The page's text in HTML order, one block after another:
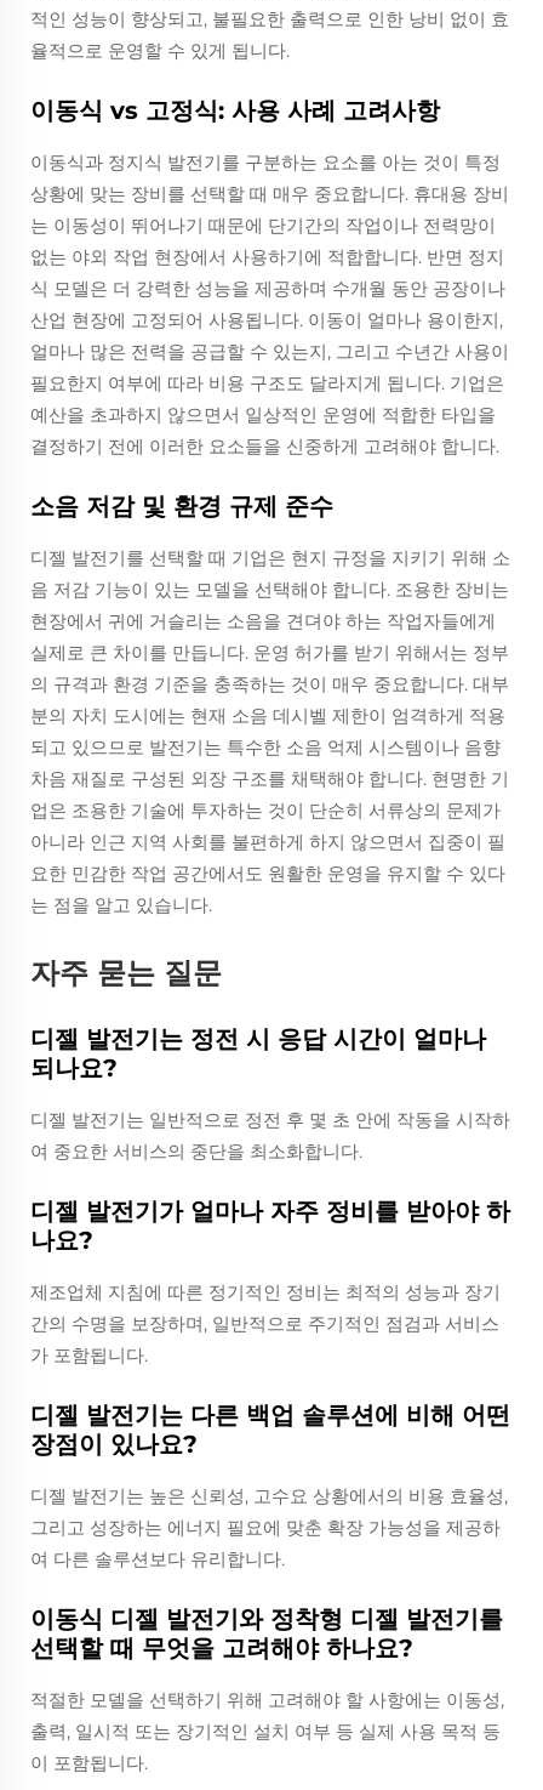
적인 성능이 향상되고, 불필요한 출력으로 인한 낭비 없이 효
율적으로 운영할 수 있게 됩니다.
이동식 vs 고정식: 사용 사례 고려사항
이동식과 정지식 발전기를 구분하는 요소를 아는 것이 특정
상황에 맞는 장비를 선택할 때 매우 중요합니다. 휴대용 장비
는 이동성이 뛰어나기 때문에 단기간의 작업이나 전력망이
없는 야외 작업 현장에서 사용하기에 적합합니다. 반면 정지
식 모델은 더 강력한 성능을 제공하며 수개월 동안 공장이나
산업 현장에 고정되어 사용됩니다. 이동이 얼마나 용이한지,
얼마나 많은 전력을 공급할 수 있는지, 그리고 수년간 사용이
필요한지 여부에 따라 비용 구조도 달라지게 됩니다. 기업은
예산을 초과하지 않으면서 일상적인 운영에 적합한 타입을
결정하기 전에 이러한 요소들을 신중하게 고려해야 합니다.
소음 저감 및 환경 규제 준수
디젤 발전기를 선택할 때 기업은 현지 규정을 지키기 위해 소
음 저감 기능이 있는 모델을 선택해야 합니다. 조용한 장비는
현장에서 귀에 거슬리는 소음을 견뎌야 하는 작업자들에게
실제로 큰 차이를 만듭니다. 운영 허가를 받기 위해서는 정부
의 규격과 환경 기준을 충족하는 것이 매우 중요합니다. 대부
분의 자치 도시에는 현재 소음 데시벨 제한이 엄격하게 적용
되고 있으므로 발전기는 특수한 소음 억제 시스템이나 음향
차음 재질로 구성된 외장 구조를 채택해야 합니다. 현명한 기
업은 조용한 기술에 투자하는 것이 단순히 서류상의 문제가
아니라 인근 지역 사회를 불편하게 하지 않으면서 집중이 필
요한 민감한 작업 공간에서도 원활한 운영을 유지할 수 있다
는 점을 알고 있습니다.
자주 묻는 질문
디젤 발전기는 정전 시 응답 시간이 얼마나
되나요?
디젤 발전기는 일반적으로 정전 후 몇 초 안에 작동을 시작하
여 중요한 서비스의 중단을 최소화합니다.
디젤 발전기가 얼마나 자주 정비를 받아야 하
나요?
제조업체 지침에 따른 정기적인 정비는 최적의 성능과 장기
간의 수명을 보장하며, 일반적으로 주기적인 점검과 서비스
가 포함됩니다.
디젤 발전기는 다른 백업 솔루션에 비해 어떤
장점이 있나요?
디젤 발전기는 높은 신뢰성, 고수요 상황에서의 비용 효율성,
그리고 성장하는 에너지 필요에 맞춘 확장 가능성을 제공하
여 다른 솔루션보다 유리합니다.
이동식 디젤 발전기와 정착형 디젤 발전기를
선택할 때 무엇을 고려해야 하나요?
적절한 모델을 선택하기 위해 고려해야 할 사항에는 이동성,
출력, 일시적 또는 장기적인 설치 여부 등 실제 사용 목적 등
이 포함됩니다.